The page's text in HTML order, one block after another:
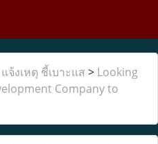
จ้งเหตุ ชี้เบาะแส > Looking
Company to